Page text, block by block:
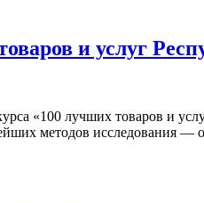
и услуг
«100 лучших товаров и
методов исследования